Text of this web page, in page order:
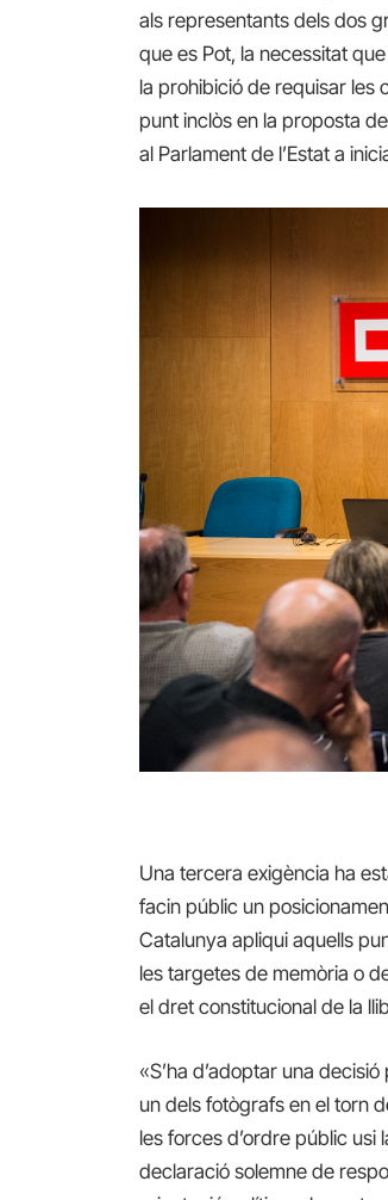
als representants dels dos
que es Pot, la necessitat
la prohibició de requisar les
punt inclòs en la proposta
al Parlament de l’Estat a
Una tercera exigència ha
facin públic un
Catalunya apliqui aquells
les targetes de memòria o
el dret constitucional de la
«S’ha d’adoptar una
un dels fotògrafs en el torn
les forces d’ordre públic usi
declaració solemne de